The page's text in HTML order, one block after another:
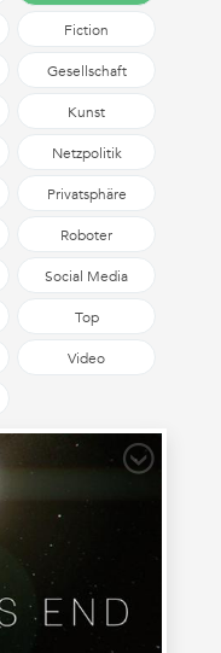
Fiction
Gesellschaft
Kunst
Netzpolitik
Privatsphäre
Roboter
Social Media
Top
Video